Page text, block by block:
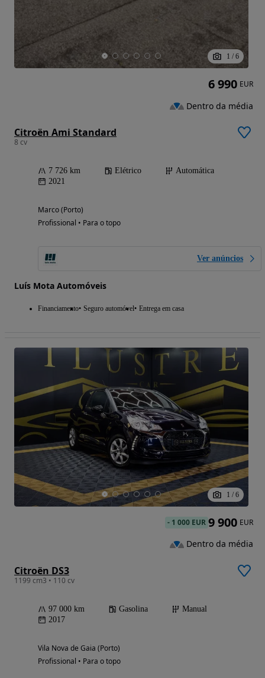
1 / 6
Citroën Ami Standard
8 cv
7 726 km Elétrico
Automática
2021
Marco (Porto)
Profissional • Para o topo
Ver anúncios
Luís Mota Automóveis
Financiamento Seguro automóvel Entrega em casa
6 990 EUR
Dentro da média
1 / 6
Citroën DS3
1199 cm3 • 110 cv
97 000 km Gasolina
Manual
2017
Vila Nova de Gaia (Porto)
Profissional • Para o topo
- 1 000 EUR 9 900 EUR
Dentro da média